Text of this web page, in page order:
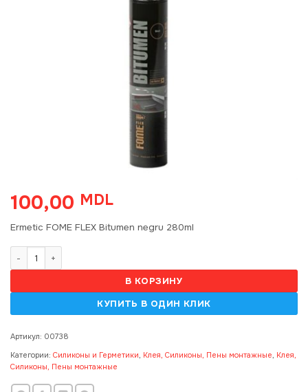
100,00 MDL
Ermetic FOME FLEX Bitumen negru 280ml
В КОРЗИНУ
Артикул: 00738
Категории: Силиконы и Герметики, Клея, Силиконы, Пены монтажные, Клея,
Силиконы, Пены монтажные